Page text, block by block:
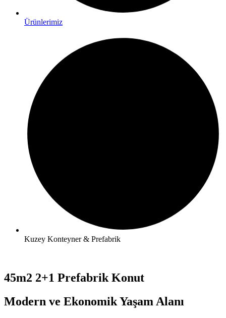
Ürünlerimiz
Kuzey Konteyner & Prefabrik
45m2 2+1 Prefabrik Konut
Modern ve Ekonomik Yaşam Alanı